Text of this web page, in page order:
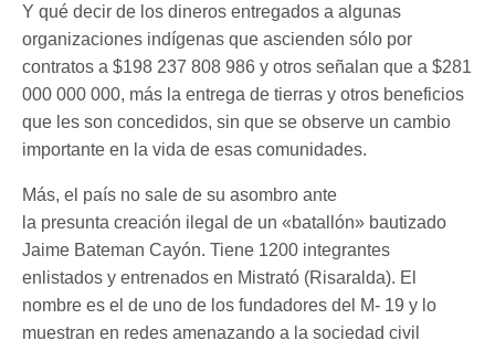
Y qué decir de los dineros entregados a algunas
organizaciones indígenas que ascienden sólo por
contratos a $198 237 808 986 y otros señalan que a $281
000 000 000, más la entrega de tierras y otros beneficios
que les son concedidos, sin que se observe un cambio
importante en la vida de esas comunidades.
Más, el país no sale de su asombro ante
la presunta creación ilegal de un «batallón» bautizado
Jaime Bateman Cayón. Tiene 1200 integrantes
enlistados y entrenados en Mistrató (Risaralda). El
nombre es el de uno de los fundadores del M- 19 y lo
muestran en redes amenazando a la sociedad civil